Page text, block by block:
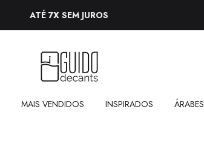
ATÉ 7X SEM JUROS
MAIS VENDIDOS INSPIRADOS ÁRABES